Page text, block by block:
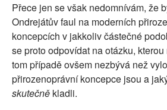
Přece jen se však nedomnívám, že
Ondrejátův faul na moderních
koncepcích v jakkoliv částečné
se proto odpovídat na otázku,
tom případě ovšem nezbývá než
přirozenoprávní koncepce jsou a
skutečně kladli.